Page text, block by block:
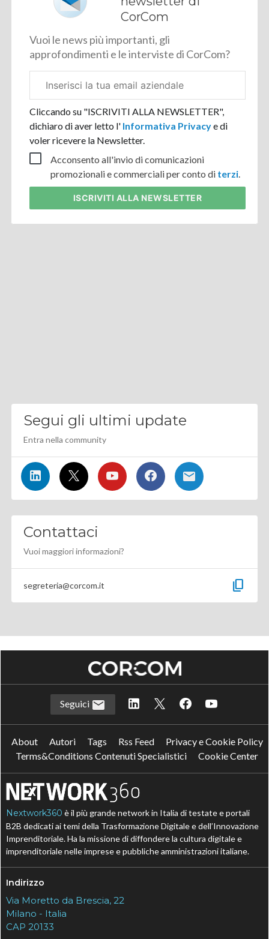
CorCom
Vuoi le news più importanti, gli
approfondimenti e le interviste di CorCom?
aziendale
Cliccando su "ISCRIVITI ALLA NEWSLETTER",
dichiaro di aver letto l' Informativa Privacye di
voler ricevere la Newsletter.
Acconsento all'invio di comunicazioni
promozionali e commerciali per conto di terzi.
ISCRIVITI ALLA NEWSLETTER
Segui gli ultimi update
Entra nella community
Contattaci
Vuoi maggiori informazioni?
segreteria@corcom.it content_copy
Seguici
About Autori Tags Rss Feed
Privacy e Cookie Policy
Terms&Conditions Contenuti Specialistici
Cookie Center
Nextwork360 è il più grande network in Italia di testate e portali
B2B dedicati ai temi della Trasformazione Digitale e dell’Innovazione
Imprenditoriale. Ha la missione di diffondere la cultura digitale e
imprenditoriale nelle imprese e pubbliche amministrazioni italiane.
Indirizzo
Via Moretto da Brescia, 22
Milano - Italia
CAP 20133